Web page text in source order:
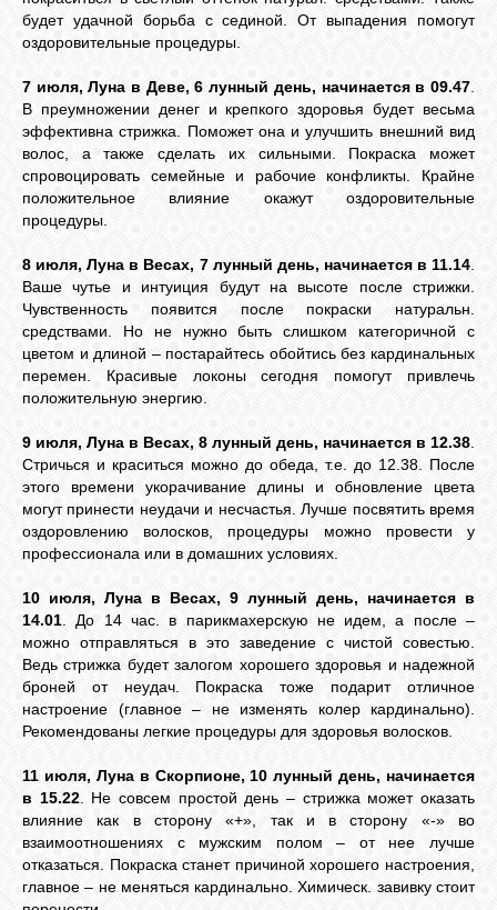
будет удачной борьба с сединой. От выпадения помогут
оздоровительные процедуры.
7 июля, Луна в Деве, 6 лунный день, начинается в 09.47
В преумножении денег и крепкого здоровья будет весьма
эффективна стрижка. Поможет она и улучшить внешний вид
волос, а также сделать их сильными. Покраска может
спровоцировать семейные и рабочие конфликты. Крайне
положительное влияние окажут оздоровительные
процедуры.
8 июля, Луна в Весах, 7 лунный день, начинается в 11.14
Ваше чутье и интуиция будут на высоте после стрижки.
Чувственность появится после покраски натуральн.
средствами. Но не нужно быть слишком категоричной с
цветом и длиной – постарайтесь обойтись без кардинальных
перемен. Красивые локоны сегодня помогут привлечь
положительную энергию.
9 июля, Луна в Весах, 8 лунный день, начинается в 12.38
Стричься и краситься можно до обеда, т.е. до 12.38. После
этого времени укорачивание длины и обновление цвета
могут принести неудачи и несчастья. Лучше посвятить время
оздоровлению волосков, процедуры можно провести у
профессионала или в домашних условиях.
10 июля, Луна в Весах, 9 лунный день, начинается в
14.01 . До 14 час. в парикмахерскую не идем, а после –
можно отправляться в это заведение с чистой совестью.
Ведь стрижка будет залогом хорошего здоровья и надежной
броней от неудач. Покраска тоже подарит отличное
настроение (главное – не изменять колер кардинально).
Рекомендованы легкие процедуры для здоровья волосков.
11 июля, Луна в Скорпионе, 10 лунный день, начинается
в 15.22. Не совсем простой день – стрижка может оказать
влияние как в сторону «+», так и в сторону «-» во
взаимоотношениях с мужским полом – от нее лучше
отказаться. Покраска станет причиной хорошего настроения,
главное – не меняться кардинально. Химическ. завивку стоит